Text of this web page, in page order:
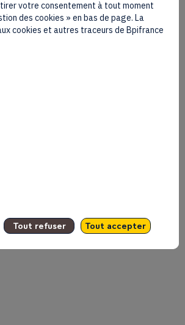
votre consentement à tout moment
des cookies » en bas de page. La
cookies et autres traceurs de Bpifrance
Tout refuser Tout accepter